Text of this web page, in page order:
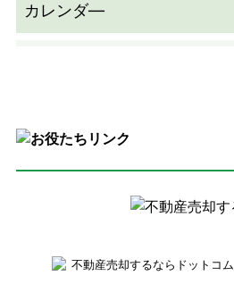
不動産売却するならドットコム